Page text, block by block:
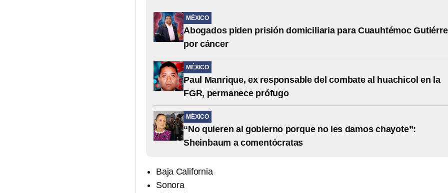
MÉXICO
Abogados piden prisión domiciliaria para Cuauhtémoc
por cáncer
MÉXICO
Paul Manrique, ex responsable del combate al huachicol en la
FGR, permanece prófugo
MÉXICO
“No quieren al gobierno porque no les damos chayote”:
Sheinbaum a comentócratas
Baja California
Sonora